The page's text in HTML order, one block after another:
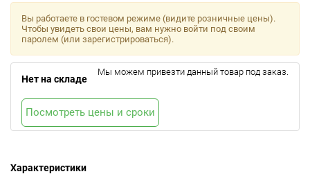
Характеристики
Вы работаете в гостевом режиме (видите розничные цены).
Чтобы увидеть свои цены, вам нужно войти под своим
паролем (или зарегистрироваться).
Нет на складе
Мы можем привезти данный товар под заказ.
Посмотреть цены и сроки